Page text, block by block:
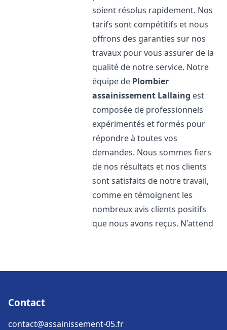
soient résolus rapidement. Nos
tarifs sont compétitifs et nous
offrons des garanties sur nos
travaux pour vous assurer de la
qualité de notre service. Notre
équipe de Plombier
assainissement Lallaing est
composée de professionnels
expérimentés et formés pour
répondre à toutes vos
demandes. Nous sommes fiers
de nos résultats et nos clients
sont satisfaits de notre travail,
comme en témoignent les
nombreux avis clients positifs
que nous avons reçus. N'attend
Contact
contact@assainissement-05.fr